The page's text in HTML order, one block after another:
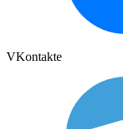
VKontakte